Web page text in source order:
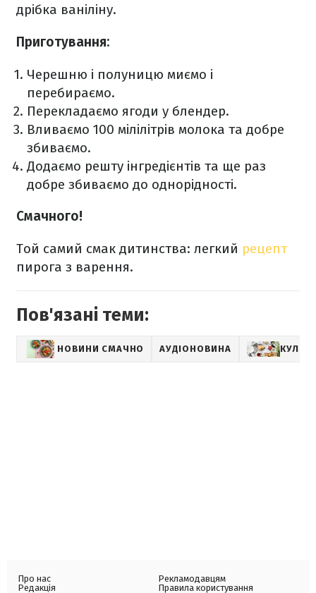
дрібка ваніліну.
Приготування:
Черешню і полуницю миємо і
перебираємо.
Перекладаємо ягоди у блендер.
Вливаємо 100 мілілітрів молока та добре
збиваємо.
Додаємо решту інгредієнтів та ще раз
добре збиваємо до однорідності.
Смачного!
Той самий смак дитинства: легкий рецепт
пирога з варення.
Пов'язані теми:
НОВИНИ СМАЧНО АУДІОНОВИНА
Про нас
Редакція
Рекламодавцям
Правила користування